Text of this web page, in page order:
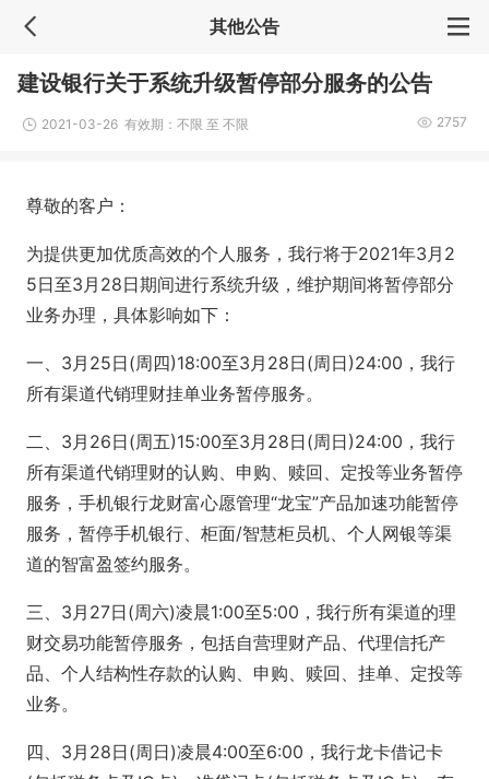
其他公告
建设银行关于系统升级暂停部分服务的公告
2021-03-26 有效期：不限 至 不限 2757
尊敬的客户：
为提供更加优质高效的个人服务，我行将于2021年3月2
5日至3月28日期间进行系统升级，维护期间将暂停部分
业务办理，具体影响如下：
一、3月25日(周四)18:00至3月28日(周日)24:00，我行
所有渠道代销理财挂单业务暂停服务。
二、3月26日(周五)15:00至3月28日(周日)24:00，我行
所有渠道代销理财的认购、申购、赎回、定投等业务暂停
服务，手机银行龙财富心愿管理“龙宝”产品加速功能暂停
服务，暂停手机银行、柜面/智慧柜员机、个人网银等渠
道的智富盈签约服务。
三、3月27日(周六)凌晨1:00至5:00，我行所有渠道的理
财交易功能暂停服务，包括自营理财产品、代理信托产
品、个人结构性存款的认购、申购、赎回、挂单、定投等
业务。
四、3月28日(周日)凌晨4:00至6:00，我行龙卡借记卡